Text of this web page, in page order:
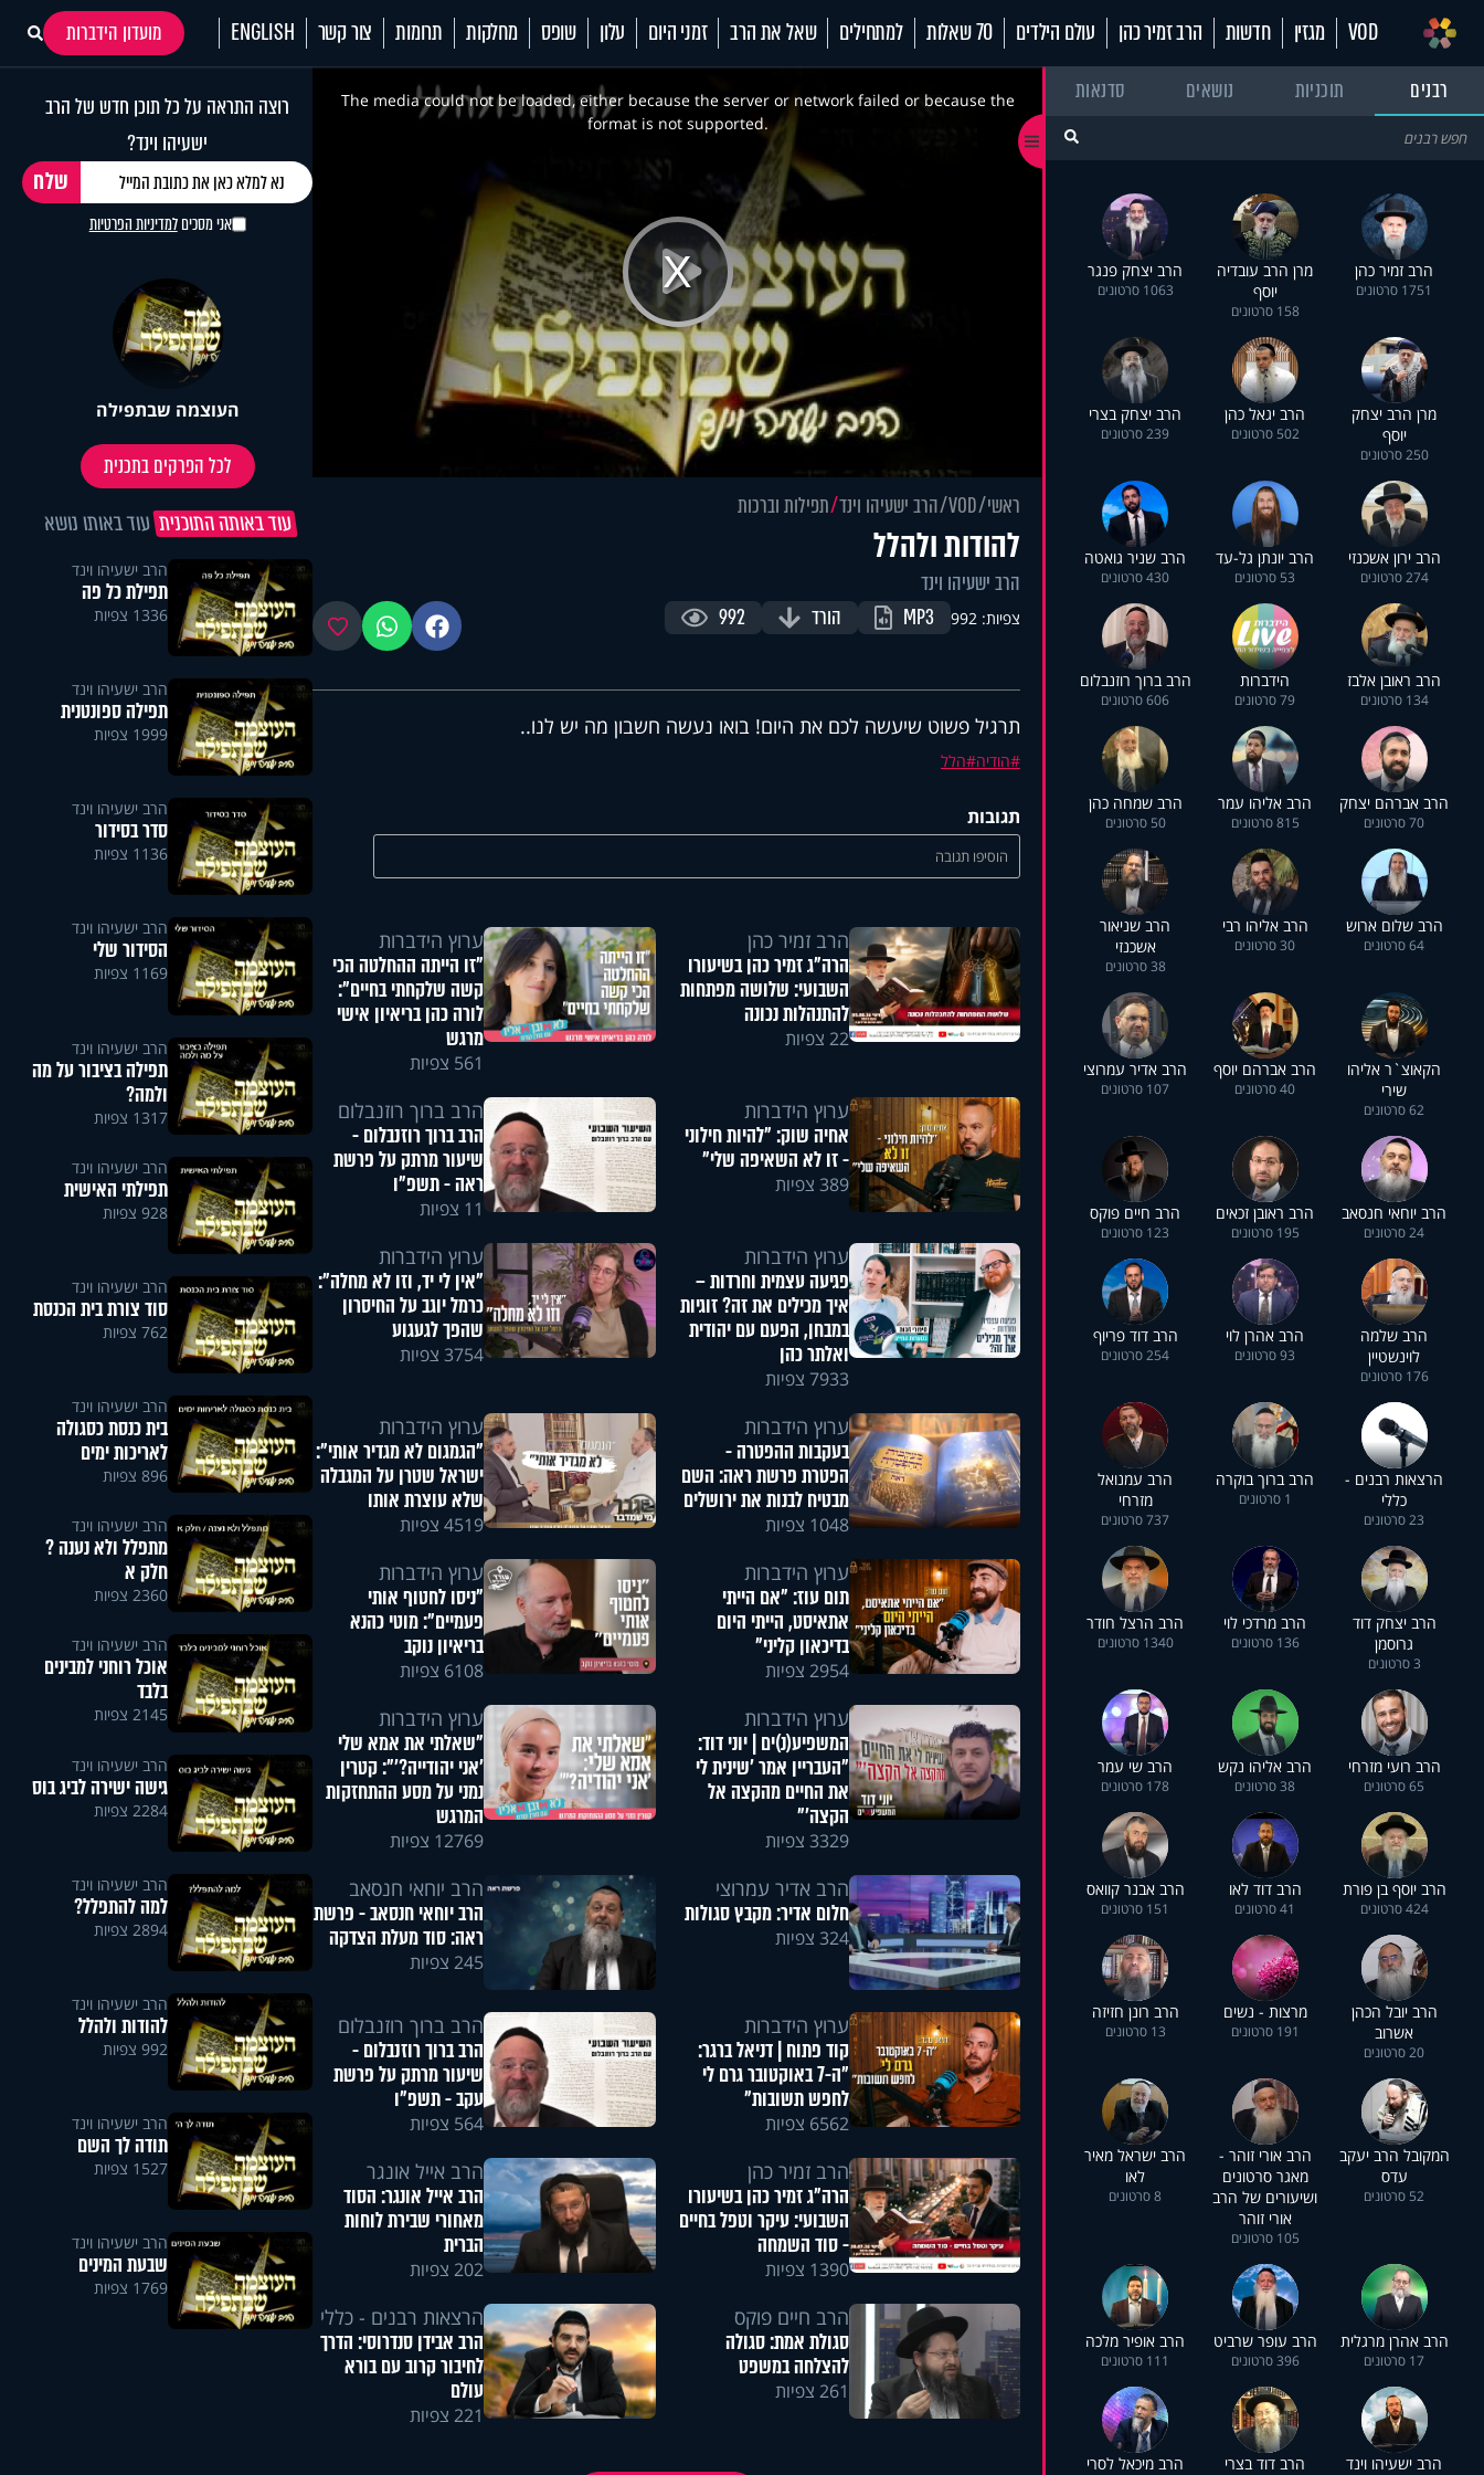
VOD מגזין חדשות הרב זמיר כהן עולם הילדים 70 שאלות למתחילים שאל את הרב זמני היום עלון שופס מחלקות תרומות צור קשר ENGLISH
מועדון הידברות
רבנים
תוכניות נושאים סדנאות
הרב זמיר כהן
1751 סרטונים
מרן הרב עובדיה
יוסף
158 סרטונים
הרב יצחק פנגר
1063 סרטונים
מרן הרב יצחק
יוסף
250 סרטונים
הרב יגאל כהן
502 סרטונים
הרב יצחק בצרי
239 סרטונים
הרב ירון אשכנזי
274 סרטונים
הרב יונתן גל-עד
53 סרטונים
הרב שניר גואטה
430 סרטונים
הרב ראובן אלבז
134 סרטונים
הידברות
79 סרטונים
הרב ברוך רוזנבלום
606 סרטונים
הרב אברהם יצחק
70 סרטונים
הרב אליהו עמר
815 סרטונים
הרב שמחה כהן
50 סרטונים
הרב שלום ארוש
64 סרטונים
הרב אליהו רבי
30 סרטונים
הרב שניאור
אשכנזי
38 סרטונים
הקאוצ`ר אליהו
שירי
62 סרטונים
הרב אברהם יוסף
40 סרטונים
הרב אדיר עמרוצי
107 סרטונים
הרב יוחאי חנסאב
24 סרטונים
הרב ראובן זכאים
195 סרטונים
הרב חיים פוקס
123 סרטונים
הרב שלמה
לוינשטיין
176 סרטונים
הרב אהרן לוי
93 סרטונים
הרב דוד פריוף
254 סרטונים
הרצאות רבנים -
כללי
23 סרטונים
הרב ברוך בוקרה
1 סרטונים
הרב עמנואל
מזרחי
737 סרטונים
הרב יצחק דוד
גרוסמן
3 סרטונים
הרב מרדכי לוי
136 סרטונים
הרב הרצל חודר
1340 סרטונים
הרב רועי מזרחי
65 סרטונים
הרב אליהו נקש
38 סרטונים
הרב שי עמר
178 סרטונים
הרב יוסף בן פורת
424 סרטונים
הרב דוד לאו
41 סרטונים
הרב אבנר קוואס
151 סרטונים
הרב יובל הכהן
אשרוב
20 סרטונים
מרצות - נשים
191 סרטונים
הרב רונן חזיזה
13 סרטונים
המקובל הרב יעקב
עדס
52 סרטונים
הרב אורי זוהר -
מאגר סרטונים
ושיעורים של הרב
אורי זוהר
105 סרטונים
הרב ישראל מאיר
לאו
8 סרטונים
הרב אהרן מרגלית
17 סרטונים
הרב עופר שרביט
396 סרטונים
הרב אופיר מלכה
111 סרטונים
הרב ישעיהו וינד הרב דוד בצרי הרב מיכאל לסרי
Play
Video
This
modalThe media could not be loaded, either because the server or network failed or because the
format is not supported.
ראשי VOD הרב ישעיהו וינד תפילות וברכות
להודות ולהלל
הרב ישעיהו וינד
צפיות: 992 MP3 הורד 992 פייסבוקווטסאפ מועדפים
תרגיל פשוט שיעשה לכם את היום! בואו נעשה חשבון מה יש לנו..
הודיה הלל
תגובות
הוסיפו תגובה
הרב זמיר כהן
הרה"ג זמיר כהן בשיעורו
השבועי: שלושה מפתחות
להתנהלות נכונה
22 צפיות
ערוץ הידברות
"זו הייתה ההחלטה הכי
קשה שלקחתי בחיים":
לורה כהן בריאיון אישי
מרגש
561 צפיות
ערוץ הידברות
אחיה שוק: "להיות חילוני
- זו לא השאיפה שלי"
389 צפיות
הרב ברוך רוזנבלום
הרב ברוך רוזנבלום -
שיעור מרתק על פרשת
ראה - תשפ"ו
11 צפיות
ערוץ הידברות
פגיעה עצמית וחרדות –
איך מכילים את זה? זוגיות
במבחן, הפעם עם יהודית
ואלתר כהן
7933 צפיות
ערוץ הידברות
"אין לי יד, וזו לא מחלה":
כרמל יוגב על החיסרון
שהפך לגעגוע
3754 צפיות
ערוץ הידברות
בעקבות ההפטרה -
הפטרת פרשת ראה: השם
מבטיח לבנות את ירושלים
1048 צפיות
ערוץ הידברות
"הגמגום לא מגדיר אותי":
ישראל שטרן על המגבלה
שלא עוצרת אותו
4519 צפיות
ערוץ הידברות
תום עוז: "אם הייתי
אתאיסט, הייתי היום
בדיכאון קליני"
2954 צפיות
ערוץ הידברות
"ניסו לחטוף אותי
פעמיים": מוטי כהנא
בריאיון נוקב
6108 צפיות
ערוץ הידברות
המשפיע(נ)ים | יוני דוד:
"העבריין אמר 'שינית לי
את החיים מהקצה אל
הקצה'"
3329 צפיות
ערוץ הידברות
"שאלתי את אמא שלי
'אני יהודייה?'": קטרין
נמני על מסע ההתחזקות
המרגש
12769 צפיות
הרב אדיר עמרוצי
חלום אדיר: מקבץ סגולות
324 צפיות
הרב יוחאי חנסאב
הרב יוחאי חנסאב - פרשת
ראה: סוד מעלת הצדקה
245 צפיות
ערוץ הידברות
קוד פתוח | דניאל ברגר:
"ה-7 באוקטובר גרם לי
לחפש תשובות"
6562 צפיות
הרב ברוך רוזנבלום
הרב ברוך רוזנבלום -
שיעור מרתק על פרשת
עקב - תשפ"ו
564 צפיות
הרב זמיר כהן
הרה"ג זמיר כהן בשיעורו
השבועי: עיקר וטפל בחיים
- סוד השמחה
1390 צפיות
הרב אייל אונגר
הרב אייל אונגר: הסוד
מאחורי שבירת לוחות
הברית
202 צפיות
הרב חיים פוקס
סגולת אמת: סגולה
להצלחה במשפט
261 צפיות
הרצאות רבנים - כללי
הרב אבידן סנדרוסי: הדרך
לחיבור קרוב עם בורא
עולם
221 צפיות
רוצה התראה על כל תוכן חדש של הרב
ישעיהו וינד?
אני מסכיםלמדיניות הפרטיות
העוצמה שבתפילה
לכל הפרקים בתכנית
עוד באותה התוכנית עוד באותו נושא
הרב ישעיהו וינד
תפילת כל פה
1336 צפיות
הרב ישעיהו וינד
תפילה ספונטנית
1999 צפיות
הרב ישעיהו וינד
סדר בסידור
1136 צפיות
הרב ישעיהו וינד
הסידור שלי
1169 צפיות
הרב ישעיהו וינד
תפילה בציבור על מה
ולמה?
1317 צפיות
הרב ישעיהו וינד
תפילתי האישית
928 צפיות
הרב ישעיהו וינד
סוד צורת בית הכנסת
762 צפיות
הרב ישעיהו וינד
בית כנסת כסגולה
לאריכות ימים
896 צפיות
הרב ישעיהו וינד
מתפלל ולא נענה ?
חלק א
2360 צפיות
הרב ישעיהו וינד
אוכל רוחני למבינים
בלבד
2145 צפיות
הרב ישעיהו וינד
גישה ישירה לביג בוס
2284 צפיות
הרב ישעיהו וינד
למה להתפלל?
2894 צפיות
הרב ישעיהו וינד
להודות ולהלל
992 צפיות
הרב ישעיהו וינד
תודה לך השם
1527 צפיות
הרב ישעיהו וינד
שבעת המינים
1769 צפיות